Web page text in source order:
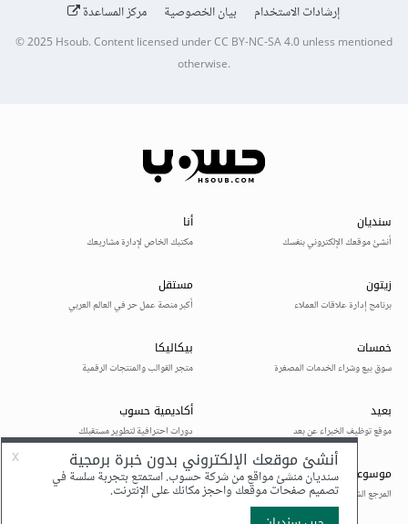
إرشادات الاستخدام
بيان الخصوصية مركز المساعدة
© 2025Hsoub.Content licensed underCC BY-NC-SA 4.0unless mentioned
otherwise.